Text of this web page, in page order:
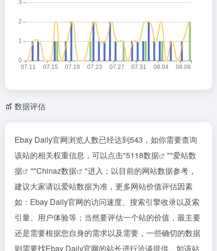
数据评估
Ebay Daily官网浏览人数已经达到543，如你需要查询
该站的相关权重信息，可以点击"5118数据 ""爱站数
据
""Chinaz数据
"进入；以目前的网站数据参考，
建议大家请以爱站数据为准，更多网站价值评估因素
如：Ebay Daily官网的访问速度、搜索引擎收录以及索
引量、用户体验等；当然要评估一个站的价值，最主要
还是需要根据您自身的需求以及需要，一些确切的数据
则需要找Ebay Daily官网的站长进行洽谈提供。如该站